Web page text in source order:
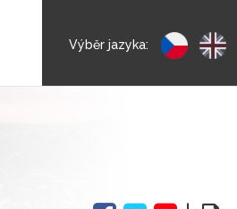
Výběr jazyka: